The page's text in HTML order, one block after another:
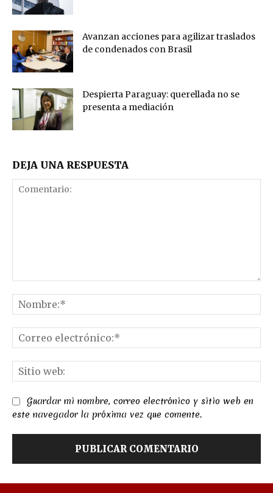
Avanzan acciones para agilizar traslados
de condenados con Brasil
Despierta Paraguay: querellada no se
presenta a mediación
DEJA UNA RESPUESTA
Guardar mi nombre, correo electrónico y sitio web en
este navegador la próxima vez que comente.